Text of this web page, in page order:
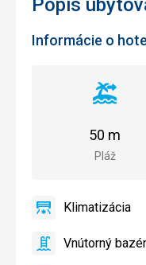
Informácie o
pláže
Pláž
50 m
Klimatizácia
Klimatizácia
áno
Vnútorný
Vnútorný
áno